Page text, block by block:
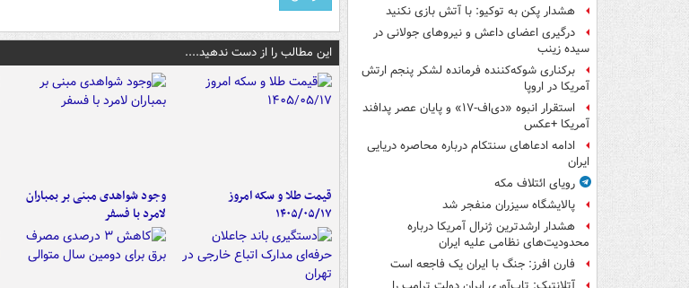
هشدار پکن به توکیو: با آتش بازی نکنید
درگیری اعضای داعش و نیروهای جولانی در
سیده زینب
برکناری شوکه‌کننده فرمانده لشکر پنجم ارتش
آمریکا در اروپا
استقرار انبوه «دی‌اف‑۱۷» و پایان عصر پدافند
آمریکا +عکس
ادامه ادعاهای سنتکام درباره محاصره دریایی
ایران
رویای ائتلاف مکه
پالایشگاه سیزران منفجر شد
هشدار ارشدترین ژنرال آمریکا درباره
محدودیت‌های نظامی علیه ایران
فارن افرز: جنگ با ایران یک فاجعه است
این مطالب را از دست ندهید....
قیمت طلا و سکه امروز
۱۴۰۵/۰۵/۱۷
وجود شواهدی مبنی بر بمباران
لامرد با فسفر